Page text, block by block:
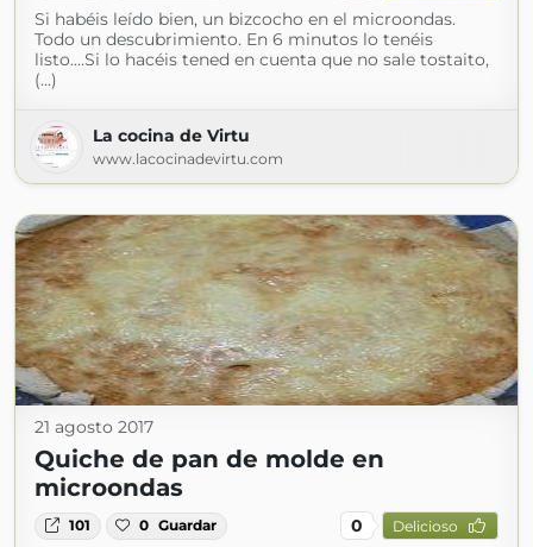
Si habéis leído bien, un bizcocho en el microondas.
Todo un descubrimiento. En 6 minutos lo tenéis
listo....Si lo hacéis tened en cuenta que no sale tostaito,
(...)
La cocina de Virtu
www.lacocinadevirtu.com
21 agosto 2017
Quiche de pan de molde en
microondas
101 0 Guardar 0 Delicioso